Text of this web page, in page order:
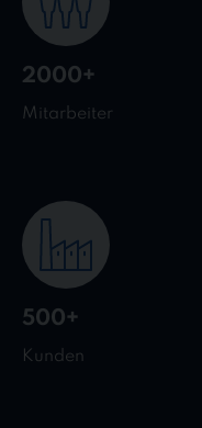
2000+
Mitarbeiter
500+
Kunden